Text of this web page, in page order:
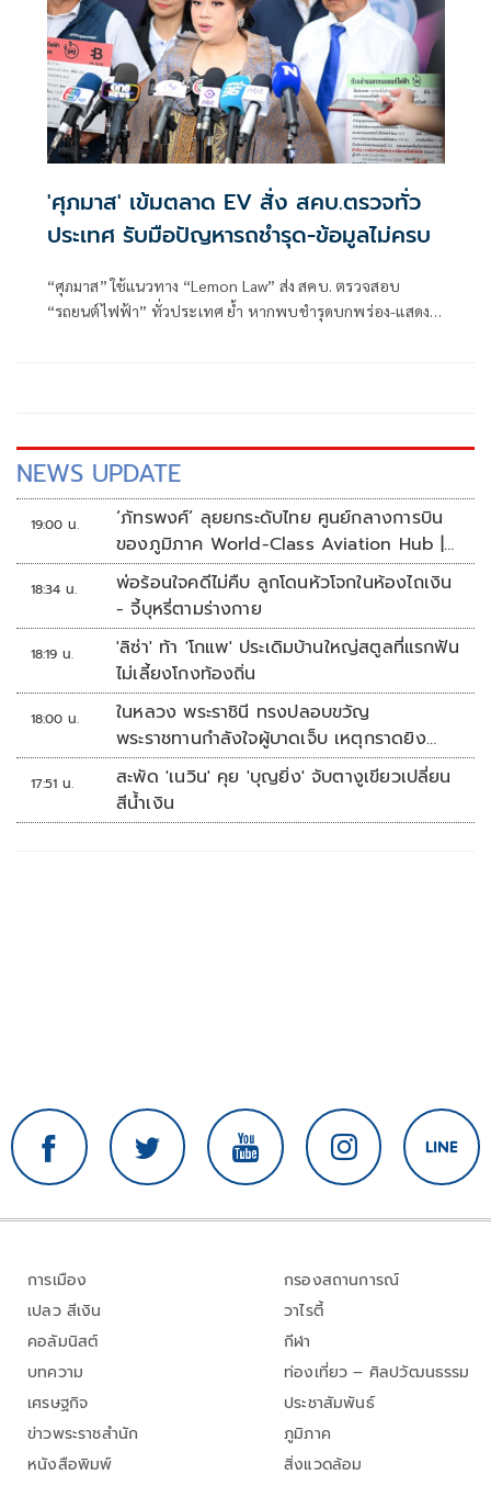
'ศุภมาส' เข้มตลาด EV สั่ง สคบ.ตรวจทั่ว
ประเทศ รับมือปัญหารถชำรุด-ข้อมูลไม่ครบ
“ศุภมาส” ใช้แนวทาง “Lemon Law” ส่ง สคบ. ตรวจสอบ
“รถยนต์ไฟฟ้า” ทั่วประเทศ ย้ำ หากพบชำรุดบกพร่อง-แสดง
NEWS UPDATE
19:00 น.
‘ภัทรพงศ์’ ลุยยกระดับไทย ศูนย์กลางการบิน
ของภูมิภาค World-Class Aviation Hub |
ห้องข่าวไทยโพสต์สุดสัปดาห์
18:34 น.
พ่อร้อนใจคดีไม่คืบ ลูกโดนหัวโจกในห้องไถเงิน
- จี้บุหรี่ตามร่างกาย
18:19 น.
'ลิซ่า' ท้า 'โกแพ' ประเดิมบ้านใหญ่สตูลที่แรกฟัน
ไม่เลี้ยงโกงท้องถิ่น
18:00 น.
ในหลวง พระราชินี ทรงปลอบขวัญ
พระราชทานกำลังใจผู้บาดเจ็บ เหตุกราดยิง
รร.เทพศิรินทร์นนทบุรี
17:51 น.
สะพัด 'เนวิน' คุย 'บุญยิ่ง' จับตางูเขียวเปลี่ยน
สีน้ำเงิน
การเมือง
เปลว สีเงิน
คอลัมนิสต์
บทความ
เศรษฐกิจ
ข่าวพระราชสำนัก
หนังสือพิมพ์
กรองสถานการณ์
วาไรตี้
กีฬา
ท่องเที่ยว – ศิลปวัฒนธรรม
ประชาสัมพันธ์
ภูมิภาค
สิ่งแวดล้อม